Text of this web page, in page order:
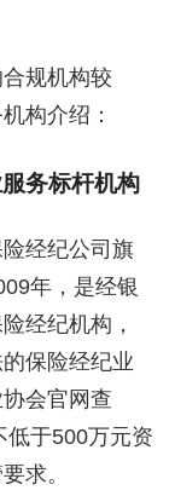
规机构较
构介绍：
务标杆机构
经纪公司旗
年，是经银
经纪机构，
保险经纪业
会官网查
低于500万元资
求。